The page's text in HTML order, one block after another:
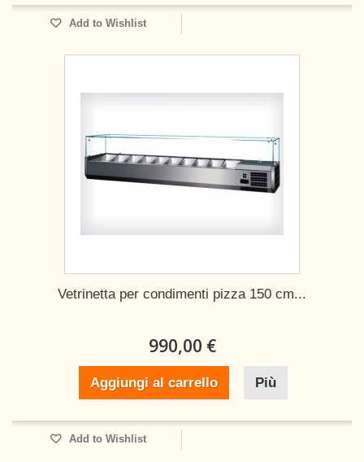
Add to Wishlist
Vetrinetta per condimenti pizza 150 cm...
990,00 €
Aggiungi al carrello Più
Add to Wishlist